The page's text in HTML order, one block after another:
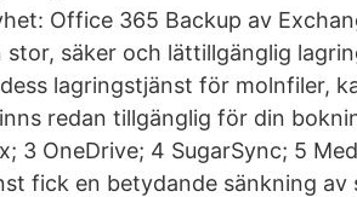
Office 365 Backup av
stor, säker och lättillgänglig
lagringstjänst för molnfiler,
redan tillgänglig för din
3 OneDrive; 4 SugarSync; 5
fick en betydande sänkning av